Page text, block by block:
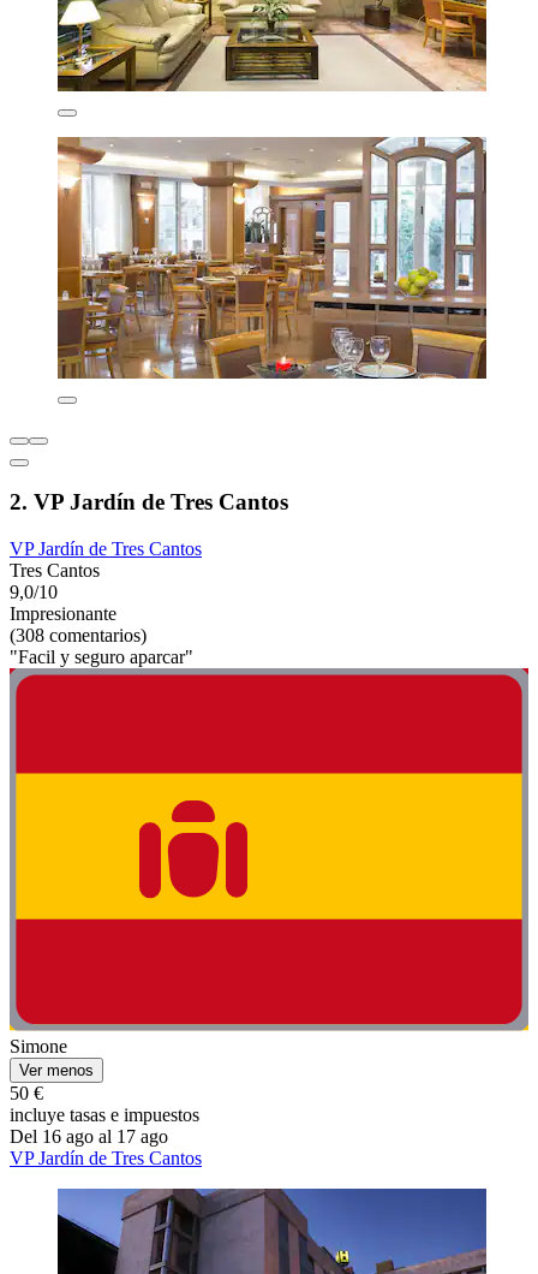
2. VP Jardín de Tres Cantos
VP Jardín de Tres Cantos
Tres Cantos
9,0/10
Impresionante
(308 comentarios)
"Facil y seguro aparcar"
Simone
Ver menos
50 €
incluye tasas e impuestos
Del 16 ago al 17 ago
VP Jardín de Tres Cantos